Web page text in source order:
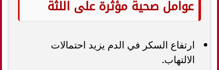
عوامل صحية مؤثرة على اللثة
ارتفاع السكر في الدم يزيد احتمالات
الالتهاب.